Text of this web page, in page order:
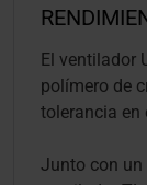
El ventilador
polímero de
tolerancia en
Junto con un